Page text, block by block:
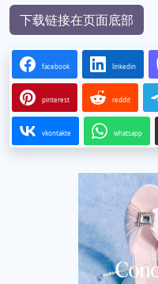
下载链接在页面底部
facebook linkedin
pinterest reddit
vkontakte whatsapp